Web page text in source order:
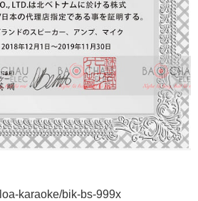
karaoke/bik-bs-999x